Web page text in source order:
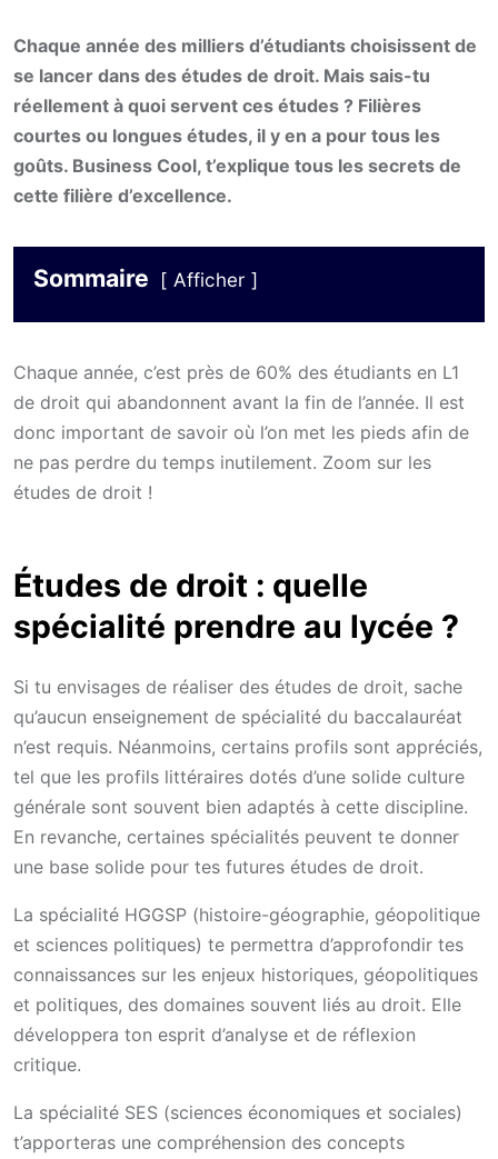
Chaque année des milliers d’étudiants choisissent de
se lancer dans des études de droit. Mais sais-tu
réellement à quoi servent ces études ? Filières
courtes ou longues études, il y en a pour tous les
goûts. Business Cool, t’explique tous les secrets de
cette filière d’excellence.
Sommaire Afficher
Chaque année, c’est près de 60% des étudiants en L1
de droit qui abandonnent avant la fin de l’année. Il est
donc important de savoir où l’on met les pieds afin de
ne pas perdre du temps inutilement. Zoom sur les
études de droit !
Études de droit : quelle
spécialité prendre au lycée ?
Si tu envisages de réaliser des études de droit, sache
qu’aucun enseignement de spécialité du baccalauréat
n’est requis. Néanmoins, certains profils sont appréciés,
tel que les profils littéraires dotés d’une solide culture
générale sont souvent bien adaptés à cette discipline.
En revanche, certaines spécialités peuvent te donner
une base solide pour tes futures études de droit.
La spécialité HGGSP (histoire-géographie, géopolitique
et sciences politiques) te permettra d’approfondir tes
connaissances sur les enjeux historiques, géopolitiques
et politiques, des domaines souvent liés au droit. Elle
développera ton esprit d’analyse et de réflexion
critique.
La spécialité SES (sciences économiques et sociales)
t’apporteras une compréhension des concepts